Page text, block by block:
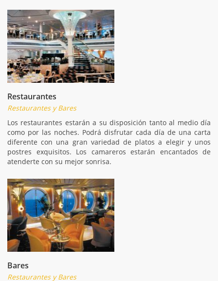
Restaurantes
Restaurantes y Bares
Los restaurantes estarán a su disposición tanto al medio día
como por las noches. Podrá disfrutar cada día de una carta
diferente con una gran variedad de platos a elegir y unos
postres exquisitos. Los camareros estarán encantados de
atenderte con su mejor sonrisa.
Bares
Restaurantes y Bares